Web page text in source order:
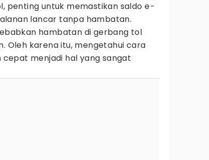
penting untuk memastikan saldo e-
lancar tanpa hambatan.
hambatan di gerbang tol
Oleh karena itu, mengetahui cara
menjadi hal yang sangat